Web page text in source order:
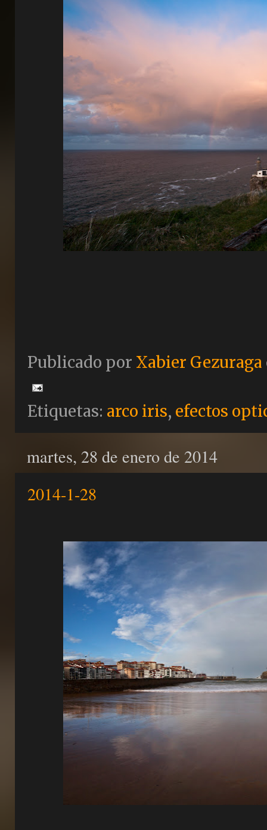
Publicado por Xabier Gezuraga
Etiquetas: arco iris, efectos
martes, 28 de enero de 2014
2014-1-28